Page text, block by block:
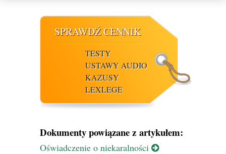
SPRAWDŹ CENNIK
TESTY
USTAWY AUDIO
KAZUSY
LEXLEGE
Dokumenty powiązane z artykułem:
Oświadczenie o niekaralności